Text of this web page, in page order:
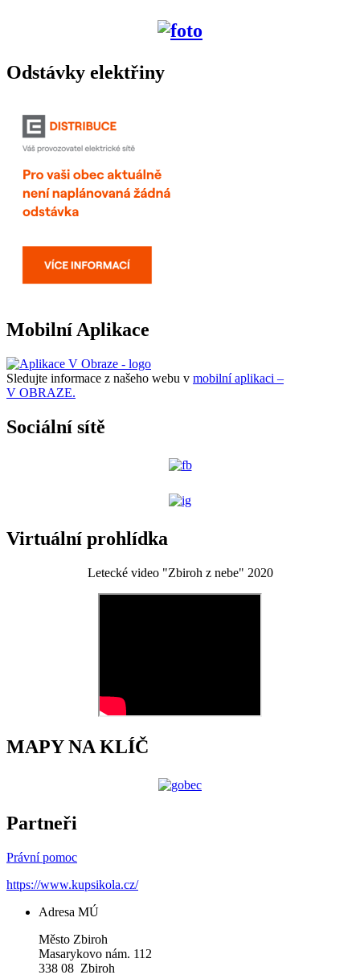
Odstávky elektřiny
Mobilní Aplikace
Sledujte informace z našeho webu v mobilní aplikaci –
V OBRAZE.
Sociální sítě
Virtuální prohlídka
Letecké video "Zbiroh z nebe" 2020
MAPY NA KLÍČ
Partneři
Právní pomoc
https://www.kupsikola.cz/
Adresa MÚ
Město Zbiroh
Masarykovo nám. 112
338 08 Zbiroh